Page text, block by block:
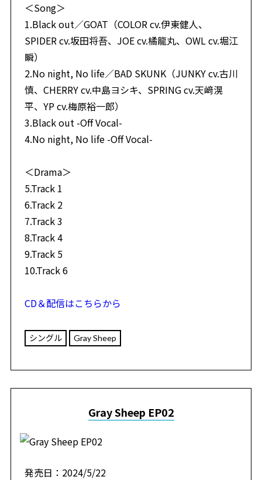
＜Song＞
1.Black out／GOAT（COLOR cv.伊東健人、
SPIDER cv.坂田将吾、JOE cv.橘龍丸、OWL cv.堀江
瞬）
2.No night, No life／BAD SKUNK（JUNKY cv.古川
慎、CHERRY cv.中島ヨシキ、SPRING cv.天﨑滉
平、YP cv.梅原裕一郎）
3.Black out -Off Vocal-
4.No night, No life -Off Vocal-
＜Drama＞
5.Track 1
6.Track 2
7.Track 3
8.Track 4
9.Track 5
10.Track 6
CD＆配信はこちらから
シングル Gray Sheep
Gray Sheep EP02
発売日：2024/5/22